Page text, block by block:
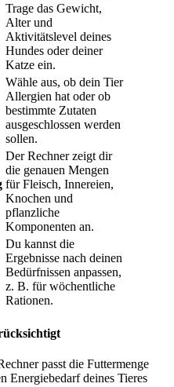
Trage das Gewicht,
Alter und
Aktivitätslevel deines
Hundes oder deiner
Katze ein.
Wähle aus, ob dein Tier
Allergien hat oder ob
bestimmte Zutaten
ausgeschlossen werden
sollen.
Der Rechner zeigt dir
die genauen Mengen
für Fleisch, Innereien,
Knochen und
pflanzliche
Komponenten an.
Du kannst die
Ergebnisse nach deinen
Bedürfnissen anpassen,
z. B. für wöchentliche
Rationen.
passt die Futtermenge
Energiebedarf deines Tieres